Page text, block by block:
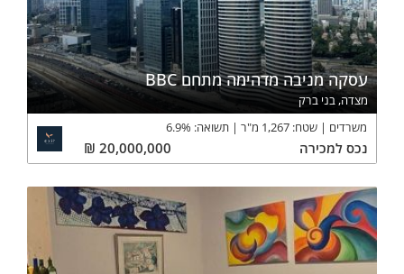
עסקה מניבה מדהימה מתחם BBC
מצדה, בני ברק
משרדים
שטח: 1,267 מ"ר תשואה: 6.9%
נכס למכירה 20,000,000
₪